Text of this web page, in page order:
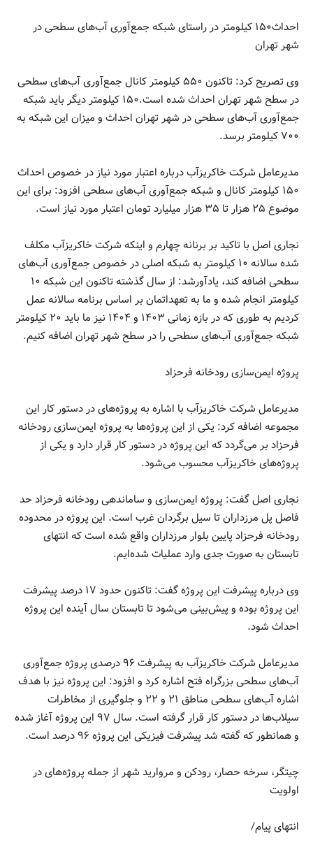
احداث۱۵۰ کیلومتر در راستای شبکه جمع‌آوری آب‌های سطحی در
شهر تهران
وی تصریح کرد: تاکنون ۵۵۰ کیلومتر کانال جمع‌آوری آب‌های سطحی
در سطح شهر تهران احداث شده است.۱۵۰ کیلومتر دیگر باید شبکه
جمع‌آوری آب‌های سطحی در شهر تهران احداث و میزان این شبکه به
۷۰۰ کیلومتر برسد.
مدیرعامل شرکت خاکریزآب درباره اعتبار مورد نیاز در خصوص احداث
۱۵۰ کیلومتر کانال و شبکه جمع‌آوری آب‌های سطحی افزود: برای این
موضوع ۲۵ هزار تا ۳۵ هزار میلیارد تومان اعتبار مورد نیاز است.
نجاری اصل با تاکید بر برنانه چهارم و اینکه شرکت خاکریزآب مکلف
شده سالانه ۱۰ کیلومتر به شبکه اصلی در خصوص جمع‌آوری آب‌های
سطحی اضافه کند، یادآورشد: از سال گذشته تاکنون این شبکه ۱۰
کیلومتر انجام شده و ما به تعهداتمان بر اساس برنامه سالانه عمل
کردیم به طوری که در بازه زمانی ۱۴۰۳ و ۱۴۰۴ نیز ما باید ۲۰ کیلومتر
شبکه جمع‌آوری آب‌های سطحی را در سطح شهر تهران اضافه کنیم.
پروژه ایمن‌سازی رودخانه فرحزاد
مدیرعامل شرکت خاکریزآب با اشاره به پروژه‌های در دستور کار این
مجموعه اضافه کرد: یکی از این پروژه‌ها به پروژه ایمن‌سازی رودخانه
فرحزاد بر می‌گردد که این پروژه در دستور کار قرار دارد و یکی از
پروژه‌های خاکریزآب محسوب می‌شود.
نجاری اصل گفت: پروژه ایمن‌سازی و ساماندهی رودخانه فرحزاد حد
فاصل پل مرزداران تا سیل برگردان غرب است. این پروژه در محدوده
رودخانه فرحزاد پایین بلوار مرزداران واقع شده است که انتهای
تابستان به صورت جدی وارد عملیات شده‌ایم.
وی درباره پیشرفت این پروژه گفت: تاکنون حدود ۱۷ درصد پیشرفت
این پروژه بوده و پیش‌بینی می‌شود تا تابستان سال آینده این پروژه
احداث شود.
مدیرعامل شرکت خاکریزآب به پیشرفت ۹۶ درصدی پروژه جمع‌آوری
آب‌های سطحی بزرگراه فتح اشاره کرد و افزود: این پروژه نیز با هدف
اشاره آب‌های سطحی مناطق ۲۱ و ۲۲ و جلوگیری از مخاطرات
سیلاب‌ها در دستور کار قرار گرفته است. سال ۹۷ این پروژه آغاز شده
و همانطور که گفته شد پیشرفت فیزیکی این پروژه ۹۶ درصد است.
چیتگر، سرخه حصار، رودکن و مروارید شهر از جمله پروژه‌های در
اولویت
انتهای پیام/